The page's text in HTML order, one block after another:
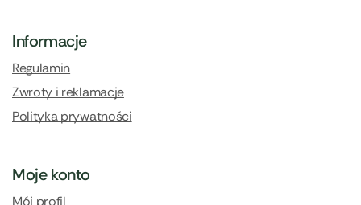
Informacje
Regulamin
Zwroty i reklamacje
Polityka prywatności
Moje konto